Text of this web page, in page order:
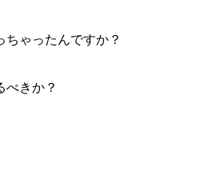
ゃったんですか？
べきか？